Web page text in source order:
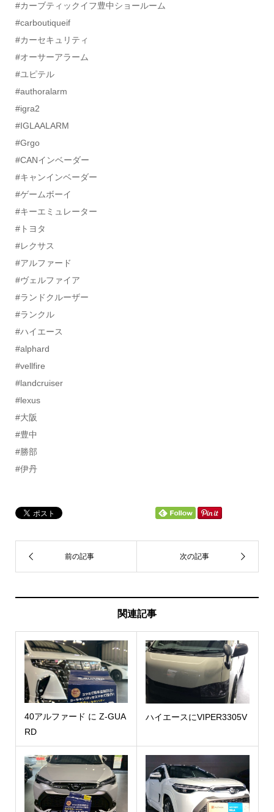
#カーブティックイフ豊中ショールーム
#carboutiqueif
#カーセキュリティ
#オーサーアラーム
#ユピテル
#authoralarm
#igra2
#IGLAALARM
#Grgo
#CANインベーダー
#キャンインベーダー
#ゲームボーイ
#キーエミュレーター
#トヨタ
#レクサス
#アルファード
#ヴェルファイア
#ランドクルーザー
#ランクル
#ハイエース
#alphard
#vellfire
#landcruiser
#lexus
#大阪
#豊中
#勝部
#伊丹
関連記事
40アルファード に Z-GUA
RD
ハイエースにVIPER3305V